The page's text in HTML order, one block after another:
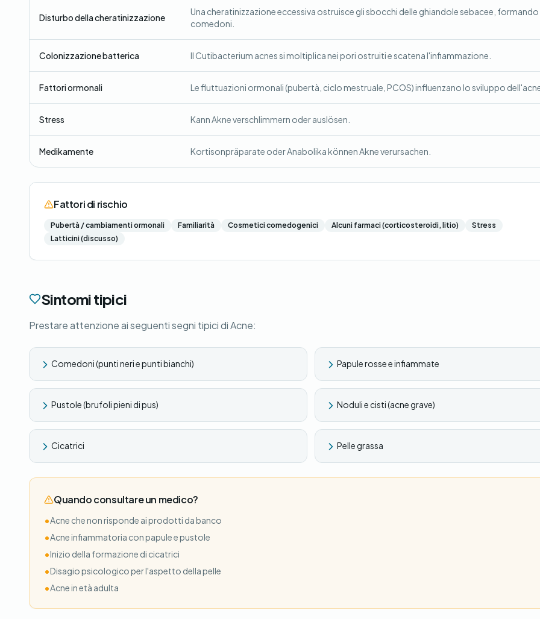
Disturbo della cheratinizzazione
Una cheratinizzazione eccessiva ostruisce gli sbocchi delle ghiandole sebacee, formando
comedoni.
Colonizzazione batterica Il Cutibacterium acnes si moltiplica nei pori ostruiti e scatena l'infiammazione.
Fattori ormonali Le fluttuazioni ormonali (pubertà, ciclo mestruale, PCOS) influenzano lo sviluppo
Stress Kann Akne verschlimmern oder auslösen.
Medikamente Kortisonpräparate oder Anabolika können Akne verursachen.
Fattori di rischio
Pubertà / cambiamenti ormonali Familiarità Cosmetici comedogenici Alcuni farmaci (corticosteroidi, litio)
Stress
Latticini (discusso)
Sintomi tipici
Prestare attenzione ai seguenti segni tipici di Acne:
Comedoni (punti neri e punti bianchi) Papule rosse e infiammate
Pustole (brufoli pieni di pus) Noduli e cisti (acne grave)
Cicatrici Pelle grassa
Quando consultare un medico?
•Acne che non risponde ai prodotti da banco
•Acne infiammatoria con papule e pustole
•Inizio della formazione di cicatrici
•Disagio psicologico per l'aspetto della pelle
•Acne in età adulta